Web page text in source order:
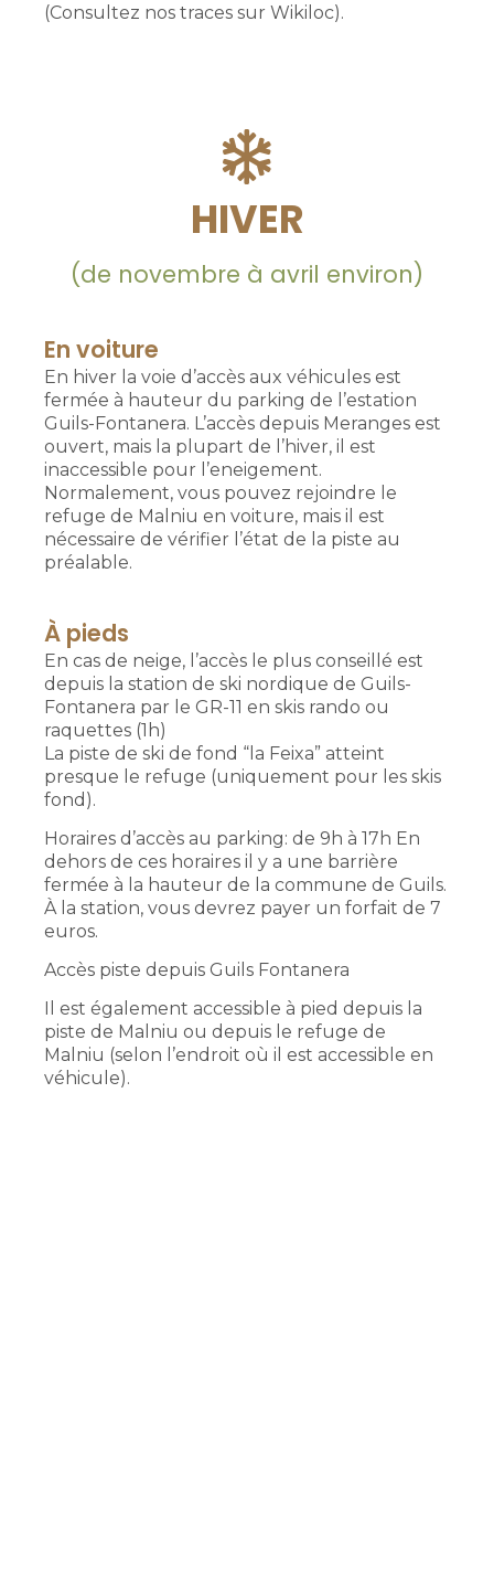
(Consultez nos traces sur Wikiloc).
HIVER
(de novembre à avril environ)
En voiture
En hiver la voie d’accès aux véhicules est
fermée à hauteur du parking de l’estation
Guils-Fontanera. L’accès depuis Meranges est
ouvert, mais la plupart de l’hiver, il est
inaccessible pour l’eneigement.
Normalement, vous pouvez rejoindre le
refuge de Malniu en voiture, mais il est
nécessaire de vérifier l’état de la piste au
préalable.
À pieds
En cas de neige, l’accès le plus conseillé est
depuis la station de ski nordique de Guils-
Fontanera par le GR-11 en skis rando ou
raquettes (1h)
La piste de ski de fond “la Feixa” atteint
presque le refuge (uniquement pour les skis
fond).
Horaires d’accès au parking: de 9h à 17h En
dehors de ces horaires il y a une barrière
fermée à la hauteur de la commune de Guils.
À la station, vous devrez payer un forfait de 7
euros.
Accès piste depuis Guils Fontanera
Il est également accessible à pied depuis la
piste de Malniu ou depuis le refuge de
Malniu (selon l’endroit où il est accessible en
véhicule).